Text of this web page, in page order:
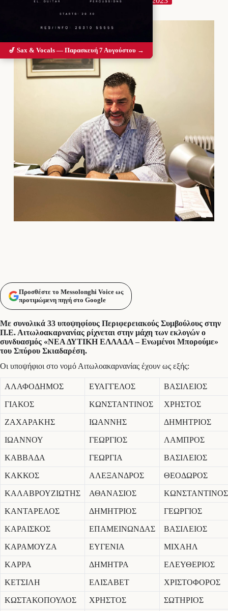
Προσθέστε το Messolonghi Voice ως
προτιμώμενη πηγή στο Google
Με συνολικά 33 υποψηφίους Περιφερειακούς Συμβούλους στην
Π.Ε. Αιτωλοακαρνανίας ρίχνεται στην μάχη των εκλογών ο
συνδυασμός «ΝΕΑ ΔΥΤΙΚΗ ΕΛΛΑΔΑ – Ενωμένοι Μπορούμε»
του Σπύρου Σκιαδαρέση.
Οι υποψήφιοι στο νομό Αιτωλοακαρνανίας έχουν ως εξής:
ΑΛΑΦΟΔΗΜΟΣ ΕΥΑΓΓΕΛΟΣ ΒΑΣΙΛΕΙΟΣ
ΓΙΑΚΟΣ ΚΩΝΣΤΑΝΤΙΝΟΣ ΧΡΗΣΤΟΣ
ΖΑΧΑΡΑΚΗΣ ΙΩΑΝΝΗΣ ΔΗΜΗΤΡΙΟΣ
ΙΩΑΝΝΟΥ ΓΕΩΡΓΙΟΣ ΛΑΜΠΡΟΣ
ΚΑΒΒΑΔΑ ΓΕΩΡΓΙΑ ΒΑΣΙΛΕΙΟΣ
ΚΑΚΚΟΣ ΑΛΕΞΑΝΔΡΟΣ ΘΕΟΔΩΡΟΣ
ΚΑΛΑΒΡΟΥΖΙΩΤΗΣ ΑΘΑΝΑΣΙΟΣ ΚΩΝΣΤΑΝΤΙΝΟΣ
ΚΑΝΤΑΡΕΛΟΣ ΔΗΜΗΤΡΙΟΣ ΓΕΩΡΓΙΟΣ
ΚΑΡΑΙΣΚΟΣ ΕΠΑΜΕΙΝΩΝΔΑΣ ΒΑΣΙΛΕΙΟΣ
ΚΑΡΑΜΟΥΖΑ ΕΥΓΕΝΙΑ ΜΙΧΑΗΛ
ΚΑΡΡΑ ΔΗΜΗΤΡΑ ΕΛΕΥΘΕΡΙΟΣ
ΚΕΤΣΙΛΗ ΕΛΙΣΑΒΕΤ ΧΡΙΣΤΟΦΟΡΟΣ
ΚΩΣΤΑΚΟΠΟΥΛΟΣ ΧΡΗΣΤΟΣ ΣΩΤΗΡΙΟΣ
🎷 Sax & Vocals — Παρασκευή 7 Αυγούστου →